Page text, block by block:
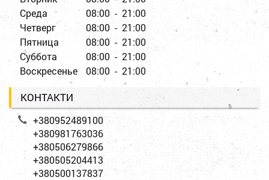
Среда
08:00 - 21:00
Четверг
08:00 - 21:00
Пятница
08:00 - 21:00
Суббота
08:00 - 21:00
Воскресенье
08:00 - 21:00
КОНТАКТИ
+380952489100
+380981763036
+380506279866
+380505204413
+380500137837